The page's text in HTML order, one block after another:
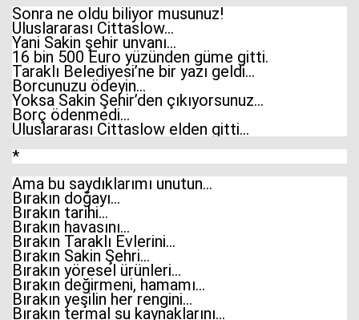
Sonra ne oldu biliyor musunuz!
Uluslararası Cittaslow…
Yani Sakin şehir unvanı…
16 bin 500 Euro yüzünden güme gitti.
Taraklı Belediyesi’ne bir yazı geldi…
Borcunuzu ödeyin…
Yoksa Sakin Şehir’den çıkıyorsunuz…
Borç ödenmedi…
Uluslararası Cittaslow elden gitti…
*
Ama bu saydıklarımı unutun…
Bırakın doğayı…
Bırakın tarihi…
Bırakın havasını…
Bırakın Taraklı Evlerini…
Bırakın Sakin Şehri…
Bırakın yöresel ürünleri…
Bırakın değirmeni, hamamı…
Bırakın yeşilin her rengini…
Bırakın termal su kaynaklarını…